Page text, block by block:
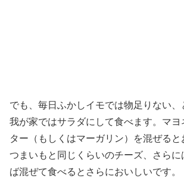
でも、毎日ふかしイモでは物足りない、
我が家ではサラダにして食べます。マ
ター（もしくはマーガリン）を混ぜると
つまいもと同じくらいのチーズ、さら
ば混ぜて食べるとさらにおいしいです。